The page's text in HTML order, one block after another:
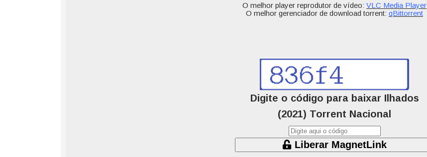
O melhor player reprodutor de vídeo: VLC Media Player
O melhor gerenciador de download torrent: qBittorrent
Digite o código para baixar Ilhados
(2021) Torrent Nacional
Liberar MagnetLink